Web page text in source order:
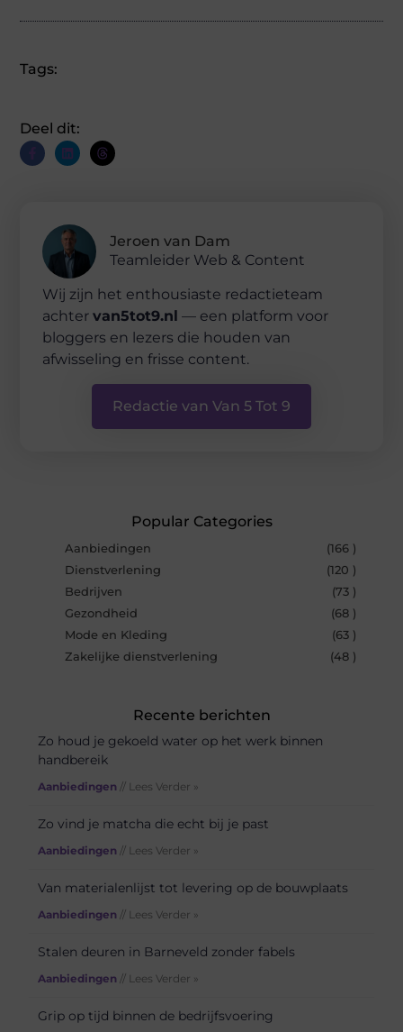
Tags:
Deel dit:
Jeroen van Dam
Teamleider Web & Content
Wij zijn het enthousiaste redactieteam
achtervan5tot9.nl — een platform voor
bloggers en lezers die houden van
afwisseling en frisse content.
Redactie van Van 5 Tot 9
Popular Categories
Aanbiedingen
(166 )
Dienstverlening
(120 )
Bedrijven
(73 )
Gezondheid
(68 )
Mode en Kleding
(63 )
Zakelijke dienstverlening
(48 )
Recente berichten
Zo houd je gekoeld water op het werk binnen
handbereik
Aanbiedingen // Lees Verder »
Zo vind je matcha die echt bij je past
Aanbiedingen // Lees Verder »
Van materialenlijst tot levering op de bouwplaats
Aanbiedingen // Lees Verder »
Stalen deuren in Barneveld zonder fabels
Aanbiedingen // Lees Verder »
Grip op tijd binnen de bedrijfsvoering